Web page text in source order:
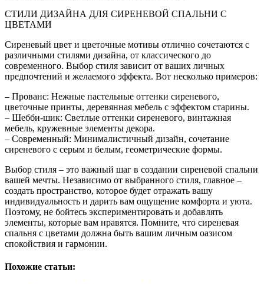
СТИЛИ ДИЗАЙНА ДЛЯ СИРЕНЕВОЙ СПАЛЬНИ С
ЦВЕТАМИ
Сиреневый цвет и цветочные мотивы отлично сочетаются с
различными стилями дизайна, от классического до
современного. Выбор стиля зависит от ваших личных
предпочтений и желаемого эффекта. Вот несколько примеров:
– Прованс: Нежные пастельные оттенки сиреневого,
цветочные принты, деревянная мебель с эффектом старины.
– Шебби-шик: Светлые оттенки сиреневого, винтажная
мебель, кружевные элементы декора.
– Современный: Минималистичный дизайн, сочетание
сиреневого с серым и белым, геометрические формы.
Выбор стиля – это важный шаг в создании сиреневой спальни
вашей мечты. Независимо от выбранного стиля, главное –
создать пространство, которое будет отражать вашу
индивидуальность и дарить вам ощущение комфорта и уюта.
Поэтому, не бойтесь экспериментировать и добавлять
элементы, которые вам нравятся. Помните, что сиреневая
спальня с цветами должна быть вашим личным оазисом
спокойствия и гармонии.
Похожие статьи: